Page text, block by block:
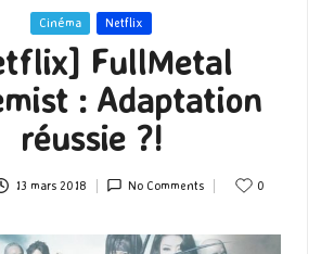
Posted
Cinéma Netflix
FullMetal
: Adaptation
réussie ?!
13 mars 2018 No Comments 0